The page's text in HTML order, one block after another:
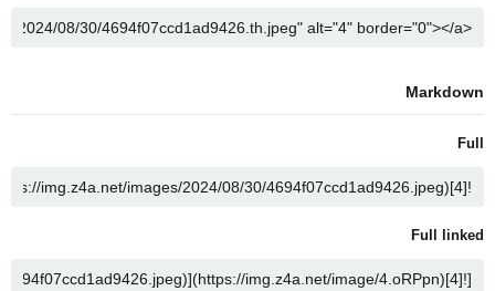
Markdown
Full
Full linked